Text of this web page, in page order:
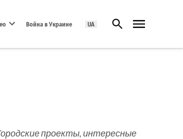
Война в Украине UA Открыть поиск
проекты, интересные